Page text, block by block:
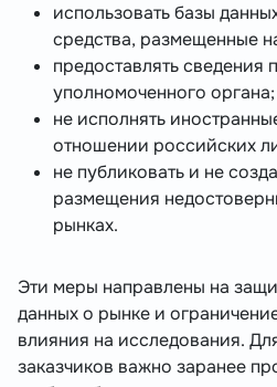
использовать базы
средства, размещенные
предоставлять сведения
уполномоченного органа;
не исполнять
отношении российских
не публиковать и не
размещения
рынках.
Эти меры направлены на
данных о рынке и
влияния на исследования.
заказчиков важно заранее